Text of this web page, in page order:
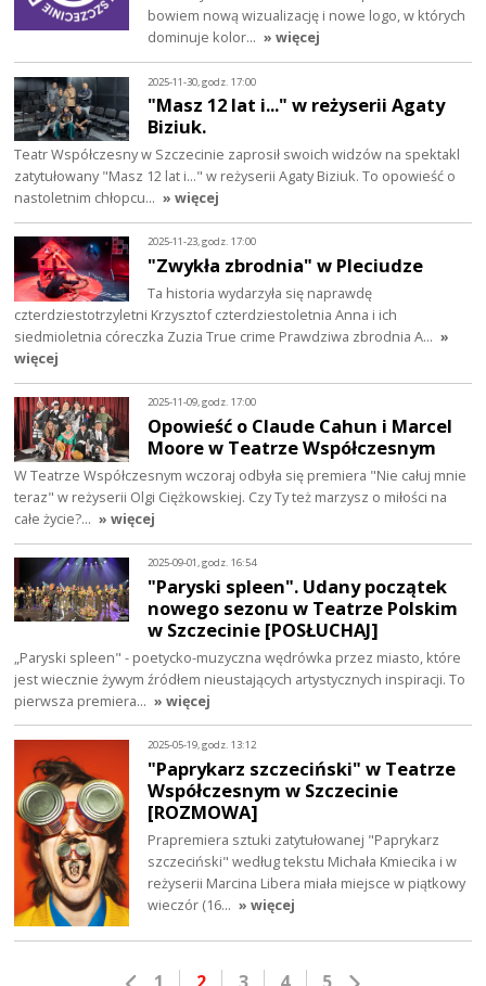
bowiem nową wizualizację i nowe logo, w których
dominuje kolor… » więcej
2025-11-30, godz. 17:00
"Masz 12 lat i..." w reżyserii Agaty
Biziuk.
Teatr Współczesny w Szczecinie zaprosił swoich widzów na spektakl
zatytułowany "Masz 12 lat i..." w reżyserii Agaty Biziuk. To opowieść o
nastoletnim chłopcu… » więcej
2025-11-23, godz. 17:00
"Zwykła zbrodnia" w Pleciudze
Ta historia wydarzyła się naprawdę
czterdziestotrzyletni Krzysztof czterdziestoletnia Anna i ich
siedmioletnia córeczka Zuzia True crime Prawdziwa zbrodnia A… »
więcej
2025-11-09, godz. 17:00
Opowieść o Claude Cahun i Marcel
Moore w Teatrze Współczesnym
W Teatrze Współczesnym wczoraj odbyła się premiera "Nie całuj mnie
teraz" w reżyserii Olgi Ciężkowskiej. Czy Ty też marzysz o miłości na
całe życie?… » więcej
2025-09-01, godz. 16:54
"Paryski spleen". Udany początek
nowego sezonu w Teatrze Polskim
w Szczecinie [POSŁUCHAJ]
„Paryski spleen" - poetycko-muzyczna wędrówka przez miasto, które
jest wiecznie żywym źródłem nieustających artystycznych inspiracji. To
pierwsza premiera… » więcej
2025-05-19, godz. 13:12
"Paprykarz szczeciński" w Teatrze
Współczesnym w Szczecinie
[ROZMOWA]
Prapremiera sztuki zatytułowanej "Paprykarz
szczeciński" według tekstu Michała Kmiecika i w
reżyserii Marcina Libera miała miejsce w piątkowy
wieczór (16… » więcej